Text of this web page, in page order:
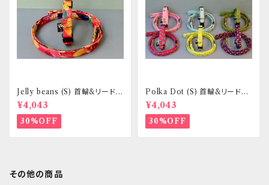
Jelly beans (S) 首輪&リードセ
ット _ 小型犬・小柄な中型犬向
き _ フントヒュッテオリジナル
¥4,043
30%OFF
Polka Dot (S) 首輪&リードセ
ット _ 小型犬・小柄な中型犬向
き _ フントヒュッテオリジナル
¥4,043
30%OFF
その他の商品